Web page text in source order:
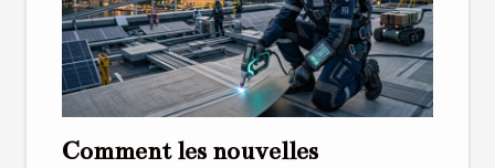
Comment les nouvelles